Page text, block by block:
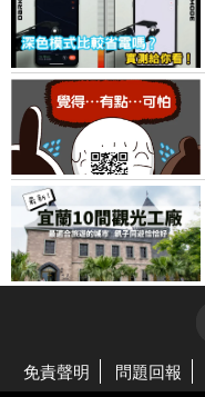
免責聲明 問題回報